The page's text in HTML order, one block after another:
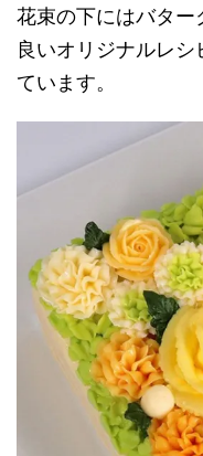
花束の下にはバタ
良いオリジナルレ
ています。